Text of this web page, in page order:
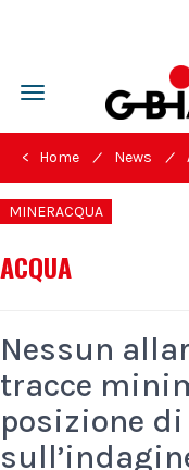
Toggle
navigation
< Home / News /
MINERACQUA
ACQUA
Nessun
tracce
posizione